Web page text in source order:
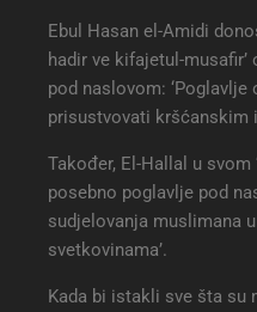
Ebul Hasan el-Amidi
hadir ve kifajetul-
pod naslovom:
prisustvovati kršćanskim
Također, El-Hallal u svom
posebno poglavlje pod
sudjelovanja muslimana
svetkovinama’.
Kada bi istakli sve šta